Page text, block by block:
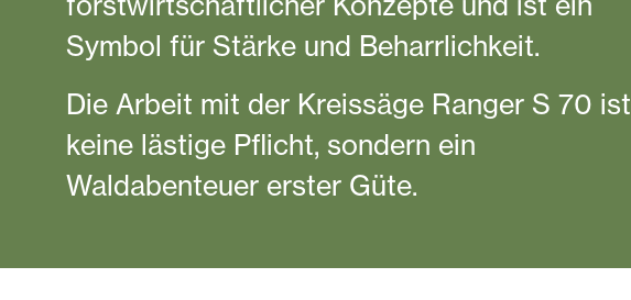
Symbol für Stärke und Beharrlichkeit.
Die Arbeit mit der Kreissäge Ranger S 70 ist
keine lästige Pflicht, sondern ein
Waldabenteuer erster Güte.